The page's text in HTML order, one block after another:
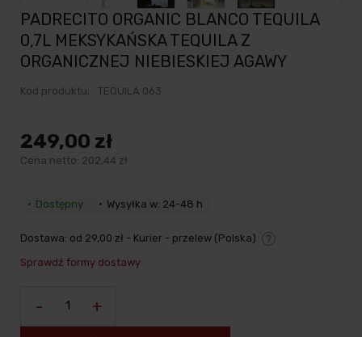
PADRECITO ORGANIC BLANCO TEQUILA
0,7L MEKSYKAŃSKA TEQUILA Z
ORGANICZNEJ NIEBIESKIEJ AGAWY
Kod produktu: TEQUILA 063
249,00 zł
Cena netto: 202,44 zł
Dostępny Wysyłka w: 24-48 h
Dostawa: od 29,00 zł - Kurier - przelew (Polska)
Sprawdź formy dostawy
- +